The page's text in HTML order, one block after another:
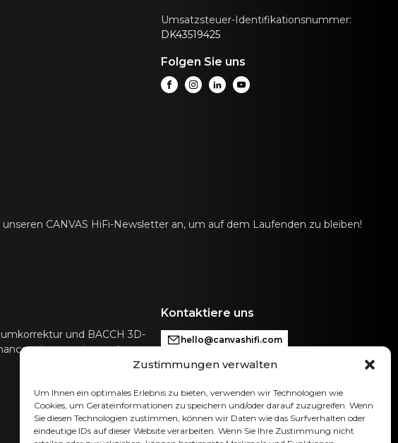
Zustimmungen verwalten
Um Ihnen ein optimales Erlebnis zu bieten, verwenden wir Technologien wie
Cookies, um Geräteinformationen zu speichern und/oder darauf zuzugreifen. Wenn
Sie diesen Technologien zustimmen, können wir Daten wie das Surfverhalten oder
eindeutige IDs auf dieser Website verarbeiten. Wenn Sie Ihre Zustimmung nicht
Umsatzsteuer-Identifikationsnummer:
DK43519425
Folgen Sie uns
CANVAS HiFi-Newsletter an, um auf dem Laufenden zu bleiben!
und BACCH 3D-
wie man sie sonst nur
Kontaktiere uns
hello@canvashifi.com
Anruf +45 29 75 00 45
CANVAS HiFi ApS
Flade Engvej 4
9900 Frederikshavn
Dänemark